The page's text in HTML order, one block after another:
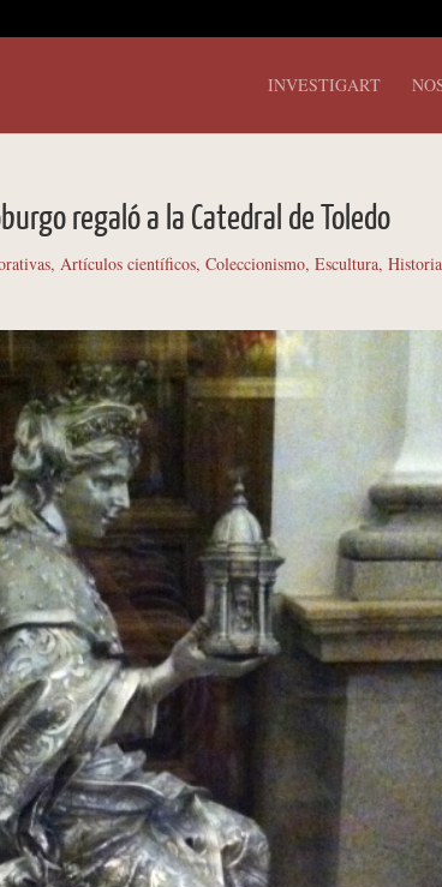
INVESTIGART
regaló a la Catedral de Toledo
,Artículos científicos,Coleccionismo,Escultura,